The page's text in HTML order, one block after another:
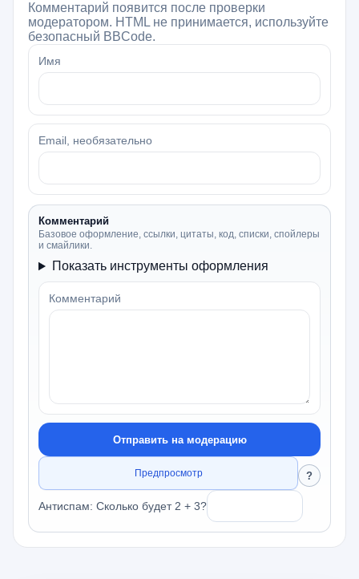
Комментарий появится после проверки
модератором. HTML не принимается, используйте
безопасный BBCode.
Имя
Email, необязательно
Комментарий
Базовое оформление, ссылки, цитаты, код, списки, спойлеры
и смайлики.
Показать инструменты оформления
Комментарий
Отправить на модерацию
Предпросмотр ?
Антиспам: Сколько будет 2 + 3?